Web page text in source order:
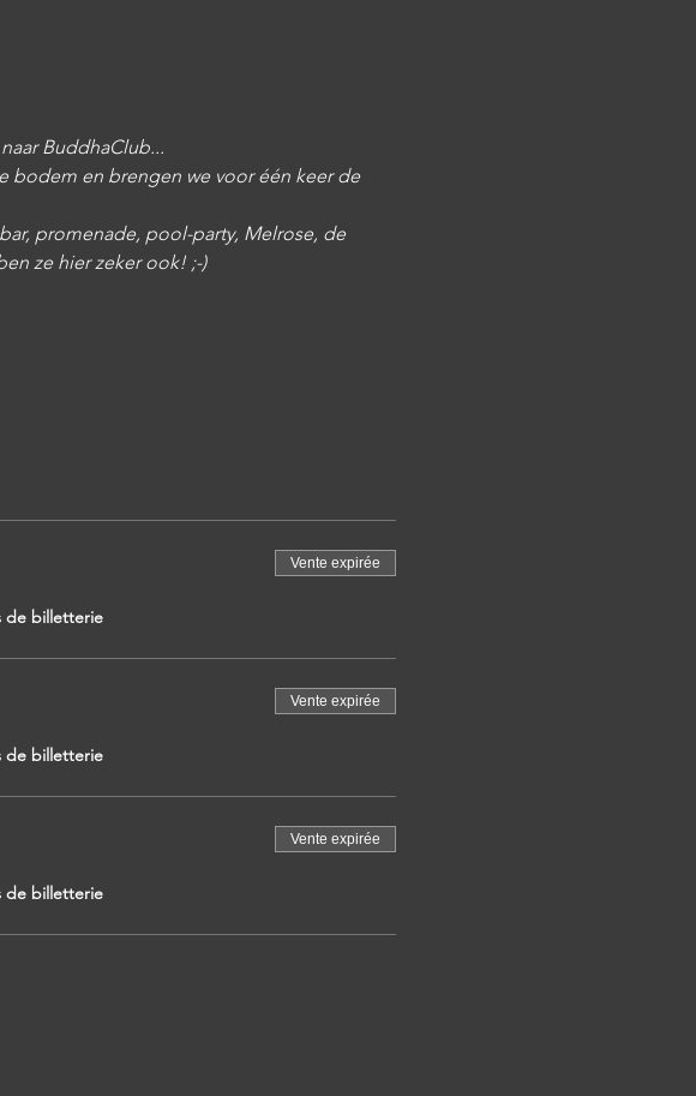
BuddhaClub...
bodem en brengen we voor één keer de
promenade, pool-party, Melrose, de
ze hier zeker ook! ;-)
de billetterie
Vente expirée
de billetterie
Vente expirée
de billetterie
Vente expirée